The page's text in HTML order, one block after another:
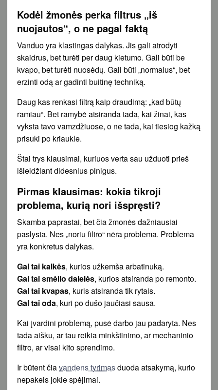
Kodėl žmonės perka filtrus „iš
nuojautos“, o ne pagal faktą
Vanduo yra klastingas dalykas. Jis gali atrodyti
skaidrus, bet turėti per daug kietumo. Gali būti be
kvapo, bet turėti nuosėdų. Gali būti „normalus“, bet
erzinti odą ar gadinti buitinę techniką.
Daug kas renkasi filtrą kaip draudimą: „kad būtų
ramiau“. Bet ramybė atsiranda tada, kai žinai, kas
vyksta tavo vamzdžiuose, o ne tada, kai tiesiog kažką
prisuki po kriaukle.
Štai trys klausimai, kuriuos verta sau užduoti prieš
išleidžiant didesnius pinigus.
Pirmas klausimas: kokia tikroji
problema, kurią nori išspręsti?
Skamba paprastai, bet čia žmonės dažniausiai
paslysta. Nes „noriu filtro“ nėra problema. Problema
yra konkretus dalykas.
Gal tai kalkės, kurios užkemša arbatinuką.
Gal tai smėlio dalelės, kurios atsiranda po remonto.
Gal tai kvapas, kuris atsiranda tik rytais.
Gal tai oda, kuri po dušo jaučiasi sausa.
Kai įvardini problemą, pusė darbo jau padaryta. Nes
tada aišku, ar tau reikia minkštinimo, ar mechaninio
filtro, ar visai kito sprendimo.
Ir būtent čiavandens tyrimasduoda atsakymą, kurio
nepakeis jokie spėjimai.